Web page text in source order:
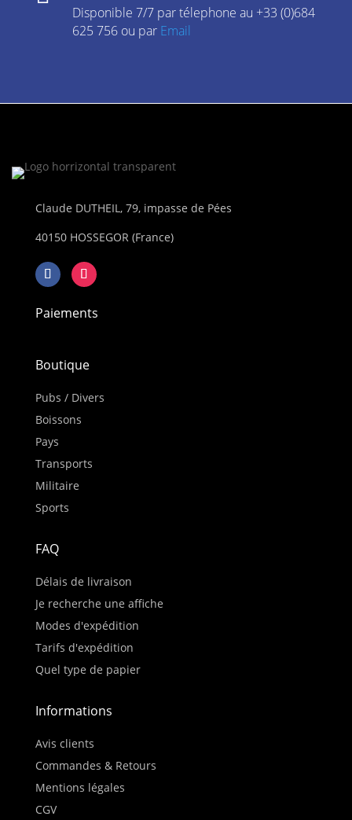
Disponible 7/7 par télephone au +33 (0)684
625 756 ou par Email
Claude DUTHEIL, 79, impasse de Pées
40150 HOSSEGOR (France)
Paiements
Boutique
Pubs / Divers
Boissons
Pays
Transports
Militaire
Sports
FAQ
Délais de livraison
Je recherche une affiche
Modes d'expédition
Tarifs d'expédition
Quel type de papier
Informations
Avis clients
Commandes & Retours
Mentions légales
CGV